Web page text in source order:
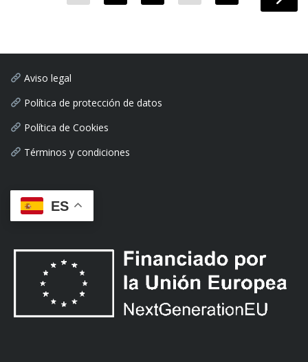
Aviso legal
Política de protección de datos
Política de Cookies
Términos y condiciones
ES